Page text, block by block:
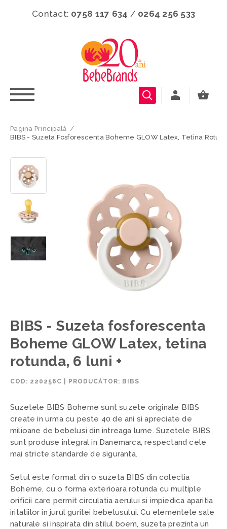
Contact: 0758 117 634 / 0264 256 533
Pagina Principală /
BIBS - Suzeta Fosforescenta Boheme GLOW Latex, Tetina
BIBS - Suzeta fosforescenta
Boheme GLOW Latex, tetina
rotunda, 6 luni +
COD: 220256C PRODUCĂTOR: BIBS
Suzetele BIBS Boheme sunt suzete originale BIBS
create in urma cu peste 40 de ani si apreciate de
milioane de bebelusi din intreaga lume. Suzetele BIBS
sunt produse integral in Danemarca, respectand cele
mai stricte standarde de siguranta.
Setul este format din o suzeta BIBS din colectia
Boheme, cu o forma exterioara rotunda cu multiple
orificii care permit circulatia aerului si impiedica aparitia
iritatiilor in jurul guritei bebelusului. Cu elementele sale
naturale si inspirata din stilul boem, suzeta prezinta un